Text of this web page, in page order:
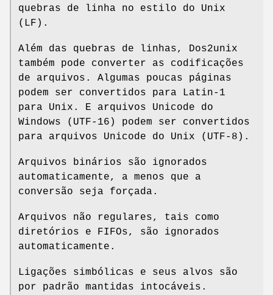
quebras de linha no estilo do Unix
(LF).
Além das quebras de linhas, Dos2unix
também pode converter as codificações
de arquivos. Algumas poucas páginas
podem ser convertidos para Latin-1
para Unix. E arquivos Unicode do
Windows (UTF-16) podem ser convertidos
para arquivos Unicode do Unix (UTF-8).
Arquivos binários são ignorados
automaticamente, a menos que a
conversão seja forçada.
Arquivos não regulares, tais como
diretórios e FIFOs, são ignorados
automaticamente.
Ligações simbólicas e seus alvos são
por padrão mantidas intocáveis.